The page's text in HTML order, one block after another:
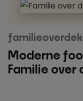
Moderne
Familie over
foodblog
Familie
over
de
kook